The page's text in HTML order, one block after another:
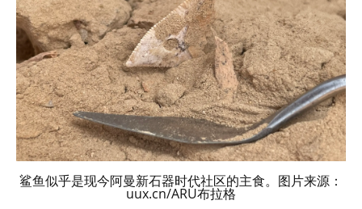
鲨鱼似乎是现今阿曼新石器时代社区的主食。图片来源：
uux.cn/ARÚ布拉格